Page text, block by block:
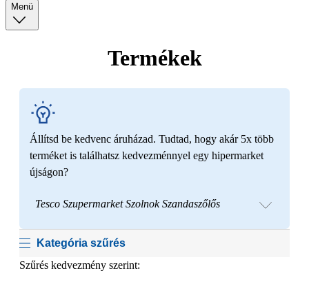
Menü
Termékek
Állítsd be kedvenc áruházad. Tudtad, hogy akár 5x több
terméket is találhatsz kedvezménnyel egy hipermarket
újságon?
Tesco Szupermarket Szolnok Szandaszőlős
Kategória szűrés
Szűrés kedvezmény szerint: